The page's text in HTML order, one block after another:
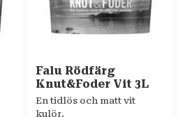
Falu Rödfärg
Knut&Foder Vit 3L
En tidlös och matt vit
kulör.